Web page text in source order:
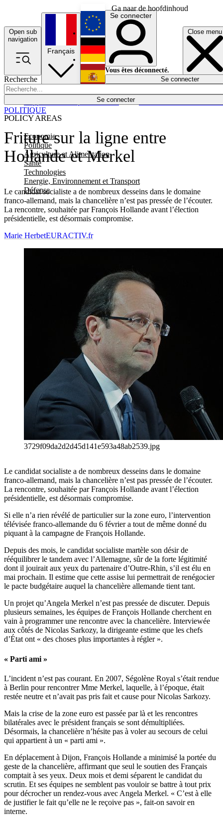
Ga naar de hoofdinhoud
Open sub
navigation
Close menu
Recherche
Se connecter
POLICY AREAS
Economie
Politique
Agriculture et Alimentation
Santé
Technologies
Energie, Environnement et Transport
Défense
Économie
Français
English
Deutsch
Español
Se connecter
Vous êtes déconnecté.
Se connecter
Friture sur la ligne entre
Hollande et Merkel
Le candidat socialiste a de nombreux desseins dans le domaine
franco-allemand, mais la chancelière n’est pas pressée de l’écouter.
La rencontre, souhaitée par François Hollande avant l’élection
présidentielle, est désormais compromise.
POLITIQUE
Marie HerbetEURACTIV.fr
3729f09da2d2d45d141e593a48ab2539.jpg
Le candidat socialiste a de nombreux desseins dans le domaine
franco-allemand, mais la chancelière n’est pas pressée de l’écouter.
La rencontre, souhaitée par François Hollande avant l’élection
présidentielle, est désormais compromise.
Si elle n’a rien révélé de particulier sur la zone euro, l’intervention
télévisée franco-allemande du 6 février a tout de même donné du
piquant à la campagne de François Hollande.
Depuis des mois, le candidat socialiste martèle son désir de
rééquilibrer le tandem avec l’Allemagne, sûr de la forte légitimité
dont il jouirait aux yeux du partenaire d’Outre-Rhin, s’il est élu en
mai prochain. Il estime que cette assise lui permettrait de renégocier
le pacte budgétaire auquel la chancelière allemande tient tant.
Un projet qu’Angela Merkel n’est pas pressée de discuter. Depuis
plusieurs semaines, les équipes de François Hollande cherchent en
vain à programmer une rencontre avec la chancelière. Interviewée
aux côtés de Nicolas Sarkozy, la dirigeante estime que les chefs
d’État ont « des choses plus importantes à régler ».
« Parti ami »
L’incident n’est pas courant. En 2007, Ségolène Royal s’était rendue
à Berlin pour rencontrer Mme Merkel, laquelle, à l’époque, était
restée neutre et n’avait pas pris fait et cause pour Nicolas Sarkozy.
Mais la crise de la zone euro est passée par là et les rencontres
bilatérales avec le président français se sont démultipliées.
Désormais, la chancelière n’hésite pas à voler au secours de celui
qui appartient à un « parti ami ».
En déplacement à Dijon, François Hollande a minimisé la portée du
geste de la chancelière, affirmant que seul le soutien des Français
comptait à ses yeux. Deux mois et demi séparent le candidat du
scrutin. Et ses équipes ne semblent pas vouloir se battre à tout prix
pour décrocher un rendez-vous avec Angela Merkel. « C’est à elle
de justifier le fait qu’elle ne le reçoive pas », fait-on savoir en
interne.